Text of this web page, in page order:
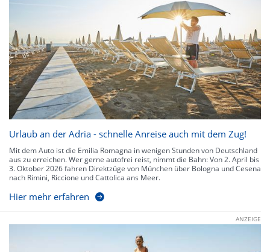
Urlaub an der Adria - schnelle Anreise auch mit dem Zug!
Mit dem Auto ist die Emilia Romagna in wenigen Stunden von Deutschland
aus zu erreichen. Wer gerne autofrei reist, nimmt die Bahn: Von 2. April bis
3. Oktober 2026 fahren Direktzüge von München über Bologna und Cesena
nach Rimini, Riccione und Cattolica ans Meer.
Hier mehr erfahren
ANZEIGE